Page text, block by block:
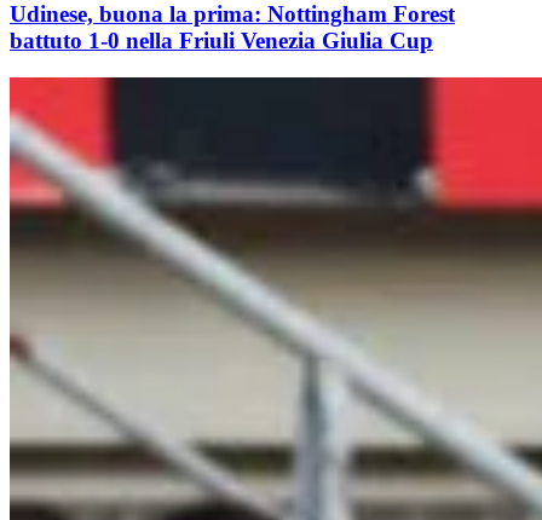
Udinese, buona la prima: Nottingham Forest
battuto 1-0 nella Friuli Venezia Giulia Cup